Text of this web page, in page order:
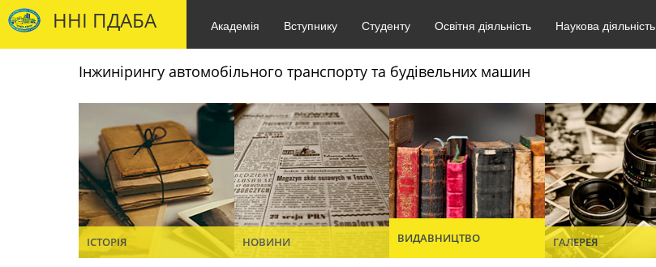
ННІ ПДАБА Академія Вступнику Студенту Освітня діяльність Наукова діяльність
Інжинірингу автомобільного транспорту та будівельних машин
ІСТОРІЯ НОВИНИ ВИДАВНИЦТВО ГАЛЕРЕЯ